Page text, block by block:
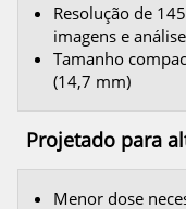
Resolução de
imagens e
Tamanho
(14,7 mm)
Projetado para
Menor dose